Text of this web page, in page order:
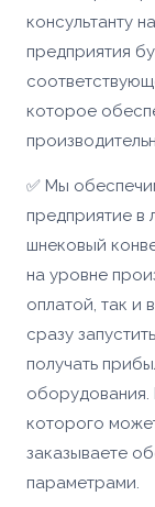
консультанту
предприятия
которое
✅ Мы
предприятие в
шнековый
на уровне
оплатой, так и
сразу
получать
оборудования.
которого
заказываете
параметрами.